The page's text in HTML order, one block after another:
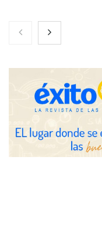
COMPALISS de
las posibilidades del
Fundación Mapfre y
para impulsar ideas
de 50 años